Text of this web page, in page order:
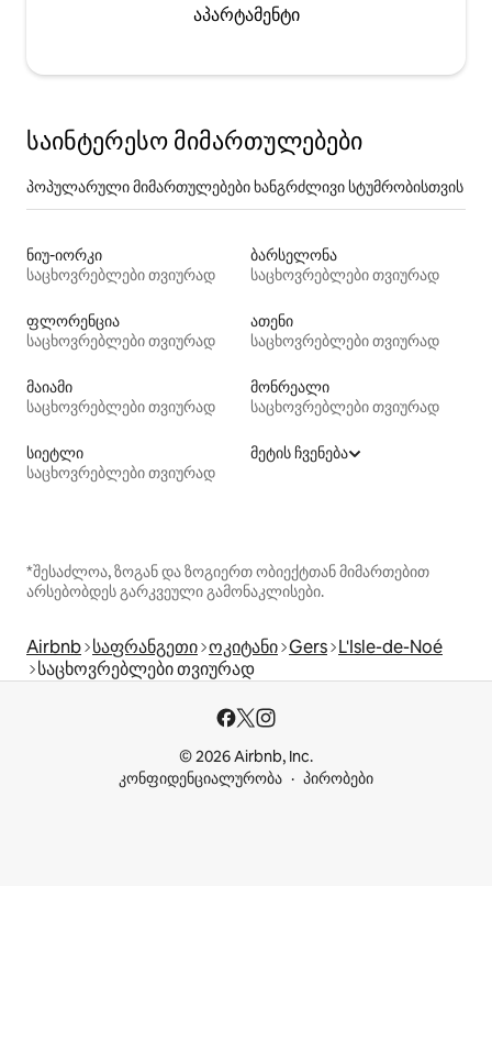
აპარტამენტი
საინტერესო მიმართულებები
პოპულარული მიმართულებები ხანგრძლივი სტუმრობისთვის
ნიუ-იორკი
საცხოვრებლები თვიურად
ბარსელონა
საცხოვრებლები თვიურად
ფლორენცია
საცხოვრებლები თვიურად
ათენი
საცხოვრებლები თვიურად
მაიამი
საცხოვრებლები თვიურად
მონრეალი
საცხოვრებლები თვიურად
სიეტლი
საცხოვრებლები თვიურად
მეტის ჩვენება
*შესაძლოა, ზოგან და ზოგიერთ ობიექტთან მიმართებით
არსებობდეს გარკვეული გამონაკლისები.
Airbnb საფრანგეთი ოკიტანი Gers L'Isle-de-Noé
საცხოვრებლები თვიურად
© 2026 Airbnb, Inc.
კონფიდენციალურობა
პირობები